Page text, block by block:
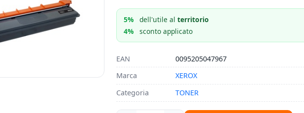
5% dell'utile alterritorio
4%
sconto applicato
EAN
0095205047967
Marca
XEROX
Categoria
TONER